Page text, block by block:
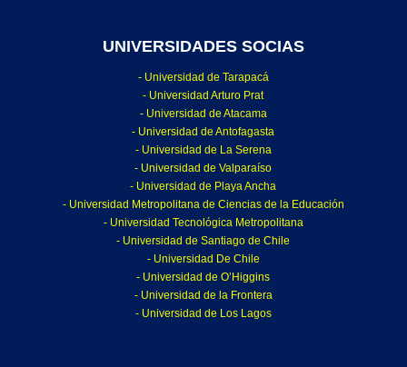
UNIVERSIDADES SOCIAS
- Universidad de Tarapacá
- Universidad Arturo Prat
- Universidad de Atacama
- Universidad de Antofagasta
- Universidad de La Serena
- Universidad de Valparaíso
- Universidad de Playa Ancha
- Universidad Metropolitana de Ciencias de la Educación
- Universidad Tecnológica Metropolitana
- Universidad de Santiago de Chile
- Universidad De Chile
- Universidad de O’Higgins
- Universidad de la Frontera
- Universidad de Los Lagos